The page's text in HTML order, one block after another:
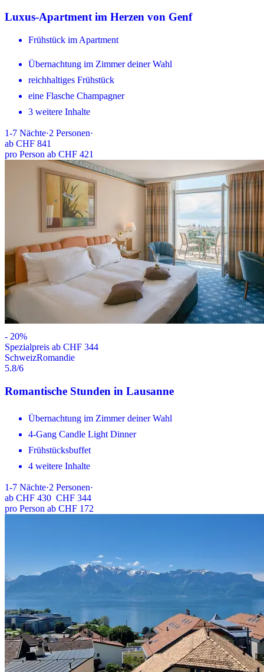
Luxus-Apartment im Herzen von Genf
Frühstück im Apartment
Übernachtung im Zimmer deiner Wahl
reichhaltiges Frühstück
eine Flasche Champagner
3 weitere Inhalte
1-7 Nächte·2 Personen·
ab CHF 841
pro Person ab CHF 421
- 20%
Spezialpreis ab CHF 344
SchweizRomandie
5.8/6
Romantische Stunden in Lausanne
Übernachtung im Zimmer deiner Wahl
4-Gang Candle Light Dinner
Frühstücksbuffet
4 weitere Inhalte
1-7 Nächte·2 Personen·
ab CHF 430 CHF 344
pro Person ab CHF 172